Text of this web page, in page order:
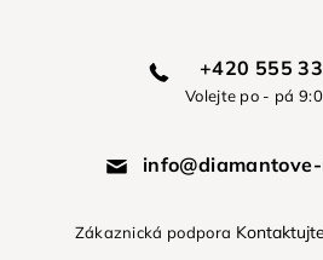
+420 555
Volejte po - pá
Zákaznická podpora